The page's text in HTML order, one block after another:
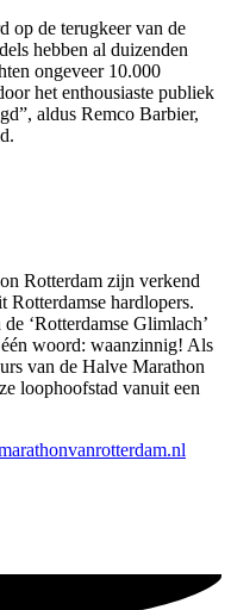
op de terugkeer van de
hebben al duizenden
ongeveer 10.000
het enthousiaste publiek
aldus Remco Barbier,
Rotterdam zijn verkend
Rotterdamse hardlopers.
‘Rotterdamse Glimlach’
woord: waanzinnig! Als
van de Halve Marathon
loophoofstad vanuit een